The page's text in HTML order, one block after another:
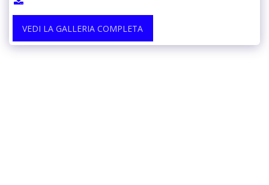
VEDI LA GALLERIA COMPLETA